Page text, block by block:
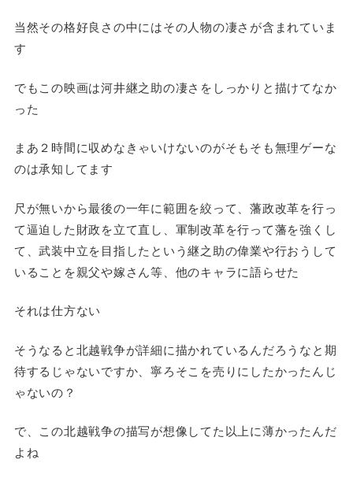
当然その格好良さの中にはその人物の凄さが含まれていま
す
でもこの映画は河井継之助の凄さをしっかりと描けてなか
った
まあ２時間に収めなきゃいけないのがそもそも無理ゲーな
のは承知してます
尺が無いから最後の一年に範囲を絞って、藩政改革を行っ
て逼迫した財政を立て直し、軍制改革を行って藩を強くし
て、武装中立を目指したという継之助の偉業や行おうして
いることを親父や嫁さん等、他のキャラに語らせた
それは仕方ない
そうなると北越戦争が詳細に描かれているんだろうなと期
待するじゃないですか、寧ろそこを売りにしたかったんじ
ゃないの？
で、この北越戦争の描写が想像してた以上に薄かったんだ
よね